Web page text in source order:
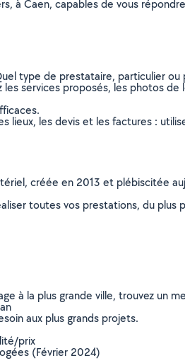
à Caen, capables de vous
type de prestataire, particulier ou
services proposés, les photos
lieux, les devis et les factures :
créée en 2013 et plébiscitée
toutes vos prestations, du plus
à la plus grande ville, trouvez un
aux plus grands projets.
prix
(Février 2024)